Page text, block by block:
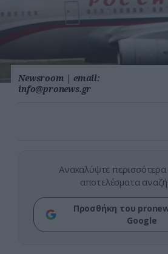
Newsroom | email:
info@pronews.gr
Ανακαλύψτε
αποτελέσματα
Προσθήκη του
Google